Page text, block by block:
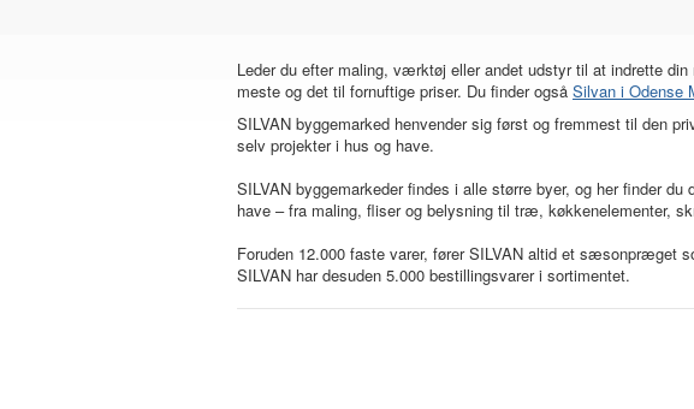
Leder du efter maling, værktøj eller andet udstyr til at indrette
meste og det til fornuftige priser. Du finder også Silvan i Odense
SILVAN byggemarked henvender sig først og fremmest til den
selv projekter i hus og have.
SILVAN byggemarkeder findes i alle større byer, og her finder
have – fra maling, fliser og belysning til træ,
Foruden 12.000 faste varer, fører SILVAN altid et sæsonpræget
SILVAN har desuden 5.000 bestillingsvarer i sortimentet.